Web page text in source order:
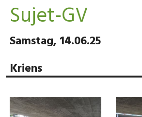
Sujet-GV
Samstag, 14.06.25
Kriens